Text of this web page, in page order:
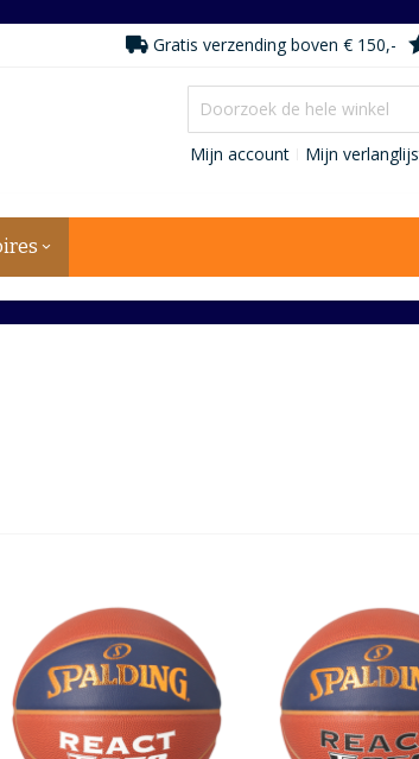
Gratis verzending boven € 150,-
Mijn account Mijn